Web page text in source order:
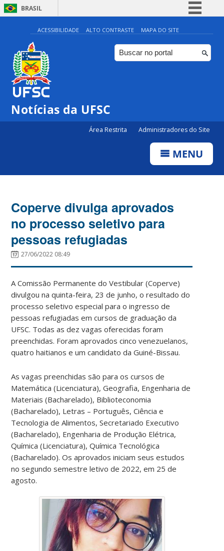
BRASIL
Simplifique!
Comunica BR
Participe
ACESSIBILIDADE ALTO CONTRASTE MAPA DO SITE
Notícias da UFSC
Área Restrita Administradores do Site
MENU
Coperve divulga aprovados
no processo seletivo para
pessoas refugiadas
27/06/2022 08:49
A Comissão Permanente do Vestibular (Coperve)
divulgou na quinta-feira, 23 de junho, o resultado do
processo seletivo especial para o ingresso de
pessoas refugiadas em cursos de graduação da
UFSC. Todas as dez vagas oferecidas foram
preenchidas. Foram aprovados cinco venezuelanos,
quatro haitianos e um candidato da Guiné-Bissau.
As vagas preenchidas são para os cursos de
Matemática (Licenciatura), Geografia, Engenharia de
Materiais (Bacharelado), Biblioteconomia
(Bacharelado), Letras – Português, Ciência e
Tecnologia de Alimentos, Secretariado Executivo
(Bacharelado), Engenharia de Produção Elétrica,
Química (Licenciatura), Química Tecnológica
(Bacharelado). Os aprovados iniciam seus estudos
no segundo semestre letivo de 2022, em 25 de
agosto.